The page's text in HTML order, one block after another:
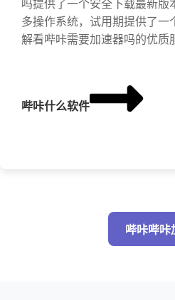
吗提供了一个安全下载最新版
多操作系统，试用期提供了一
解看哔咔需要加速器吗的优质
哔咔什么软件
哔咔哔咔